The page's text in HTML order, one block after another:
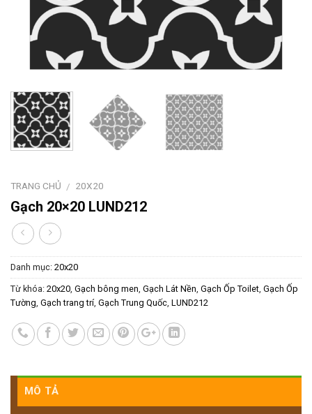
TRANG CHỦ / 20X20
Gạch 20×20 LUND212
Danh mục: 20x20
Từ khóa: 20x20, Gạch bông men, Gạch Lát Nền, Gạch Ốp Toilet, Gạch Ốp
Tường, Gạch trang trí, Gạch Trung Quốc, LUND212
MÔ TẢ